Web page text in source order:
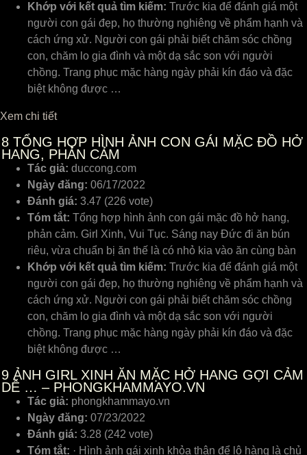
Khớp với kết quả tìm kiếm: Trước kia để đánh giá một
người con gái đẹp, họ thường nghiêng về phẩm hạnh và
cách ứng xử. Người con gái phải biết chăm sóc chồng
con, chăm lo gia đình và một dạ sắc son với người
chồng. Trang phục mặc hàng ngày phải kín đáo và đặc
biệt không được …
Xem chi tiết
8 TỔNG HỢP HÌNH ẢNH CON GÁI MẶC ĐỒ HỞ
HANG, PHẢN CẢM
Tác giả: duccong.com
Ngày đăng: 06/17/2022
Đánh giá: 3.47 (226 vote)
Tóm tắt: Tổng hợp hình ảnh con gái mặc đồ hở hang,
phản cảm. Girl Xinh, Vui Tục. Sáng nay Đức đi ăn bún
riêu, vừa chuẩn bị ăn thế là có nhỏ kia vào ăn cùng bàn
Khớp với kết quả tìm kiếm: Trước kia để đánh giá một
người con gái đẹp, họ thường nghiêng về phẩm hạnh và
cách ứng xử. Người con gái phải biết chăm sóc chồng
con, chăm lo gia đình và một dạ sắc son với người
chồng. Trang phục mặc hàng ngày phải kín đáo và đặc
biệt không được …
9 ẢNH GIRL XINH ĂN MẶC HỞ HANG GỢI CẢM
DỄ … – PHONGKHAMMAYO.VN
Tác giả: phongkhammayo.vn
Ngày đăng: 07/23/2022
Đánh giá: 3.28 (242 vote)
Tóm tắt: · Hình ảnh gái xinh khỏa thân để lộ hàng là chủ